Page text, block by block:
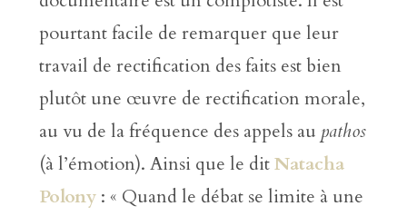
pourtant facile de remarquer que leur
travail de rectification des faits est bien
plutôt une œuvre de rectification morale,
au vu de la fréquence des appels au pathos
(à l’émotion). Ainsi que le ditNatacha
Polony : « Quand le débat se limite à une